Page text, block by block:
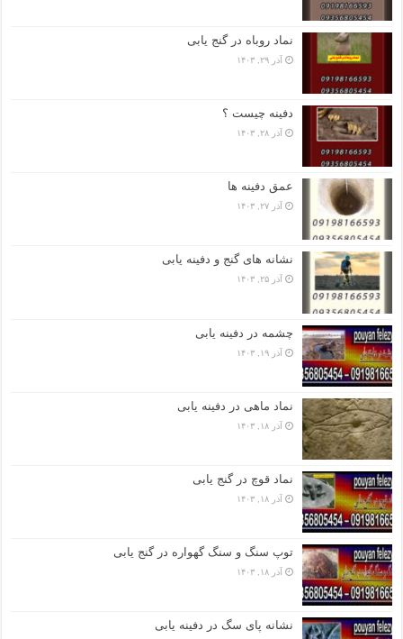
نماد روباه در گنج یابی
آذر ۲۹, ۱۴۰۳
دفینه چیست ؟
آذر ۲۸, ۱۴۰۳
عمق دفینه ها
آذر ۲۷, ۱۴۰۳
نشانه های گنج و دفینه یابی
آذر ۲۵, ۱۴۰۳
چشمه در دفینه یابی
آذر ۱۹, ۱۴۰۳
نماد ماهی در دفینه یابی
آذر ۱۸, ۱۴۰۳
نماد قوچ در گنج یابی
آذر ۱۸, ۱۴۰۳
توپ سنگ و سنگ گهواره در گنج یابی
آذر ۱۸, ۱۴۰۳
نشانه پای سگ در دفینه یابی